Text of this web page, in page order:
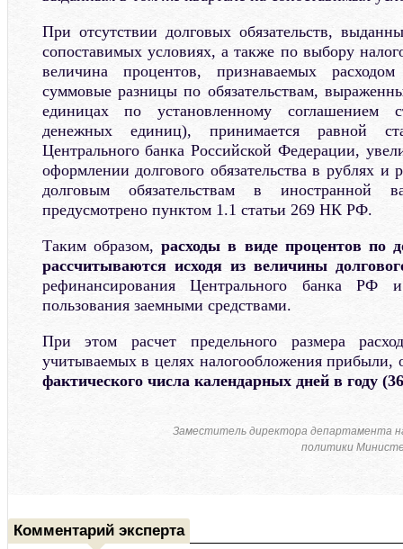
При отсутствии долговых обязательств,
сопоставимых условиях, а также по выбору
величина процентов, признаваемых
суммовые разницы по обязательствам,
единицах по установленному соглашением
денежных единиц), принимается равной
Центрального банка Российской Федерации,
оформлении долгового обязательства в рублях
долговым обязательствам в
предусмотрено пунктом 1.1 статьи 269 НК РФ.
Таким образом, расходы в виде процентов по
рассчитываются исходя из величины
рефинансирования Центрального банка РФ и
пользования заемными средствами.
При этом расчет предельного размера
учитываемых в целях налогообложения прибыли,
фактического числа календарных дней в году
Заместитель директора департамента
политики
Комментарий эксперта